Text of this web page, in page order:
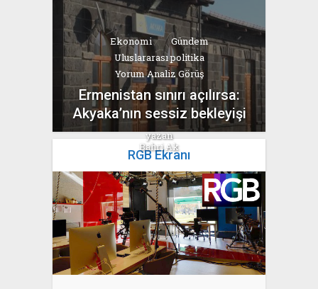
Ekonomi
Gündem
Uluslararası politika
Yorum Analiz Görüş
Ermenistan sınırı açılırsa:
Akyaka’nın sessiz bekleyişi
yazan
Bahri Ak
RGB Ekranı